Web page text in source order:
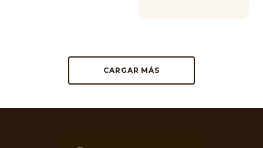
CARGAR MÁS